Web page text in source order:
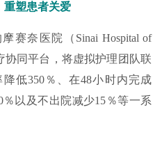
重塑患者关爱
赛奈医院（Sinai Hospital of
协同平台，将虚拟护理团队联
低350％、在48小时内完成
以及不出院减少15％等一系